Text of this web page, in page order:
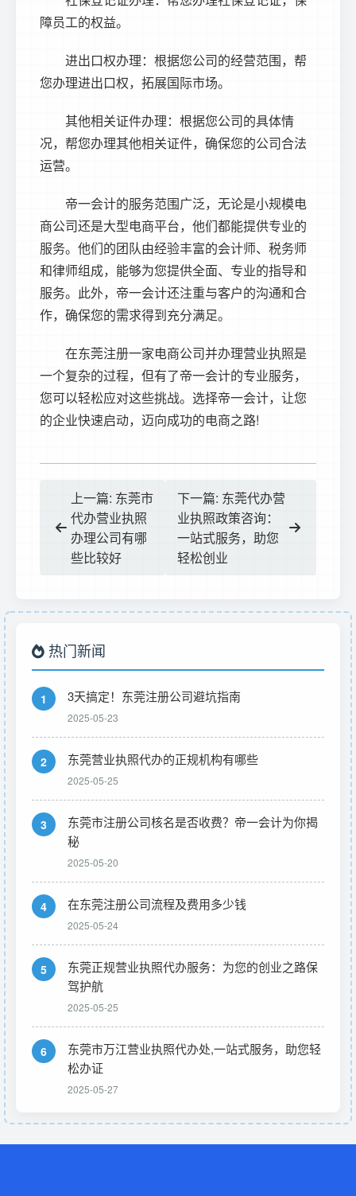
障员工的权益。
进出口权办理：根据您公司的经营范围，帮
您办理进出口权，拓展国际市场。
其他相关证件办理：根据您公司的具体情
况，帮您办理其他相关证件，确保您的公司合法
运营。
帝一会计的服务范围广泛，无论是小规模电
商公司还是大型电商平台，他们都能提供专业的
服务。他们的团队由经验丰富的会计师、税务师
和律师组成，能够为您提供全面、专业的指导和
服务。此外，帝一会计还注重与客户的沟通和合
作，确保您的需求得到充分满足。
在东莞注册一家电商公司并办理营业执照是
一个复杂的过程，但有了帝一会计的专业服务，
您可以轻松应对这些挑战。选择帝一会计，让您
的企业快速启动，迈向成功的电商之路!
上一篇: 东莞市
代办营业执照
办理公司有哪
些比较好
下一篇: 东莞代办营
业执照政策咨询：
一站式服务，助您
轻松创业
热门新闻
1 3天搞定！东莞注册公司避坑指南
2025-05-23
2 东莞营业执照代办的正规机构有哪些
2025-05-25
3
东莞市注册公司核名是否收费？帝一会计为你揭
秘
2025-05-20
4 在东莞注册公司流程及费用多少钱
2025-05-24
5
东莞正规营业执照代办服务：为您的创业之路保
驾护航
2025-05-25
6
东莞市万江营业执照代办处,一站式服务，助您轻
松办证
2025-05-27